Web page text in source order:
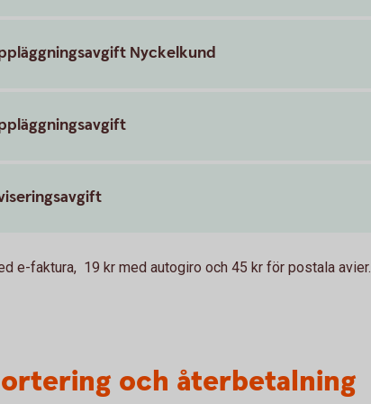
Nyckelkund
e-faktura, 19 kr med autogiro och 45 kr för postala avier.
och återbetalning